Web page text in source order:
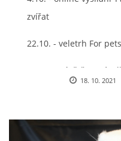
zvířat
22.10. - veletrh For
28.10. - návštěva v
18. 10. 2021